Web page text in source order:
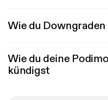
Wie du
Wie du deine
kündigst